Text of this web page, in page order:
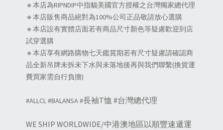
🔹本店為RIPNDIP中指貓美國官方授權之台灣獨家總代理
🔹本店販售商品絕對為100%公司正品敬請放心選購
🔹本店設有實體店面若有商品尺寸顏色等疑慮歡迎到店
試穿選購
🔹本店享有網路購物七天鑑賞期若有尺寸疑慮請確認商
品全新吊牌未拆未下水與未落地後再與我們聯繫(換貨運
費買家需自行負擔)
#ALLCL #BALANSA #長袖T恤 #台灣總代理
WE SHIP WORLDWIDE/中港澳地區以順豐速遞運